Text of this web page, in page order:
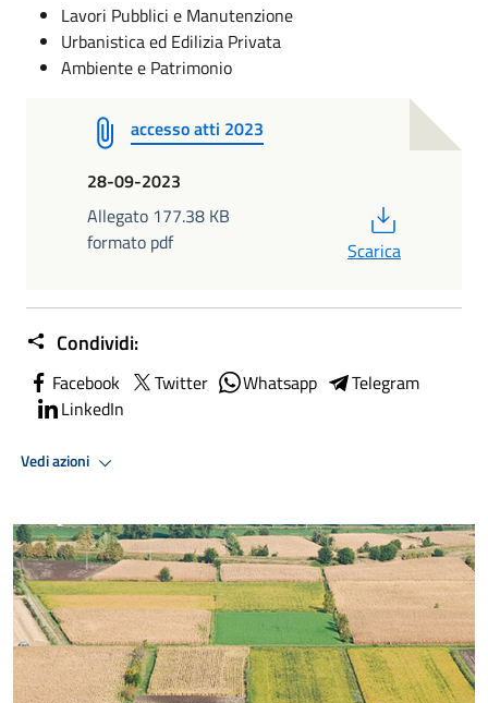
Lavori Pubblici e Manutenzione
Urbanistica ed Edilizia Privata
Ambiente e Patrimonio
accesso atti 2023
28-09-2023
Allegato 177.38 KB
formato pdf
Scarica
Condividi:
Facebook Twitter Whatsapp
Telegram
LinkedIn
Vedi azioni